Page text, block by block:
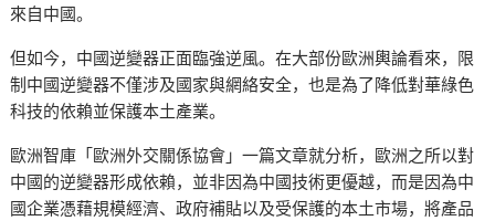
來自中國。
但如今，中國逆變器正面臨強逆風。在大部份歐洲輿論看來，限
制中國逆變器不僅涉及國家與網絡安全，也是為了降低對華綠色
科技的依賴並保護本土產業。
歐洲智庫「歐洲外交關係協會」一篇文章就分析，歐洲之所以對
中國的逆變器形成依賴，並非因為中國技術更優越，而是因為中
國企業憑藉規模經濟、政府補貼以及受保護的本土市場，將產品